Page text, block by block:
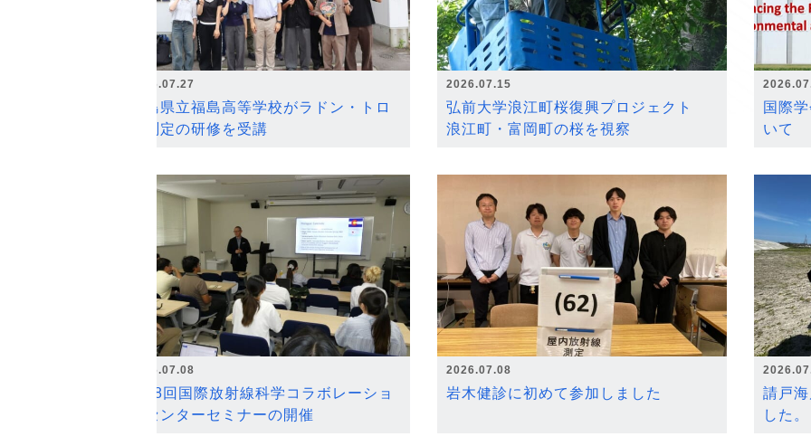
2026.07.27
福島県立福島高等学校がラドン・トロ
ン測定の研修を受講
2026.07.15
弘前大学浪江町桜復興プロジェクト
浪江町・富岡町の桜を視察
国際
いて
2026.07.08
第18回国際放射線科学コラボレーショ
ンセンターセミナーの開催
2026.07.08
岩木健診に初めて参加しました
請戸
した。